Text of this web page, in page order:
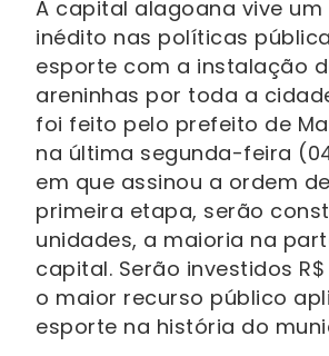
A capital alagoana vive um
inédito nas políticas
esporte com a instalação
areninhas por toda a
foi feito pelo prefeito de
na última segunda-feira
em que assinou a ordem
primeira etapa, serão
unidades, a maioria na
capital. Serão investidos
o maior recurso público
esporte na história do